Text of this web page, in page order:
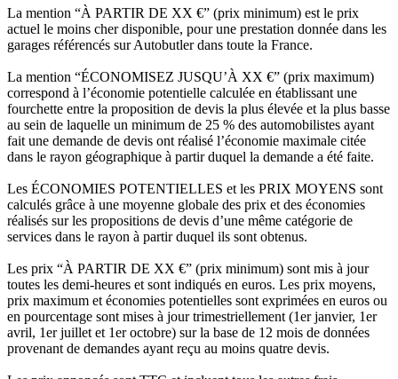
La mention “À PARTIR DE XX €” (prix minimum) est le prix
actuel le moins cher disponible, pour une prestation donnée dans les
garages référencés sur Autobutler dans toute la France.
La mention “ÉCONOMISEZ JUSQU’À XX €” (prix maximum)
correspond à l’économie potentielle calculée en établissant une
fourchette entre la proposition de devis la plus élevée et la plus basse
au sein de laquelle un minimum de 25 % des automobilistes ayant
fait une demande de devis ont réalisé l’économie maximale citée
dans le rayon géographique à partir duquel la demande a été faite.
Les ÉCONOMIES POTENTIELLES et les PRIX MOYENS sont
calculés grâce à une moyenne globale des prix et des économies
réalisés sur les propositions de devis d’une même catégorie de
services dans le rayon à partir duquel ils sont obtenus.
Les prix “À PARTIR DE XX €” (prix minimum) sont mis à jour
toutes les demi-heures et sont indiqués en euros. Les prix moyens,
prix maximum et économies potentielles sont exprimées en euros ou
en pourcentage sont mises à jour trimestriellement (1er janvier, 1er
avril, 1er juillet et 1er octobre) sur la base de 12 mois de données
provenant de demandes ayant reçu au moins quatre devis.